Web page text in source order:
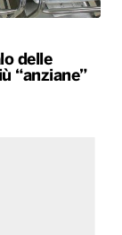
delle
“anziane”